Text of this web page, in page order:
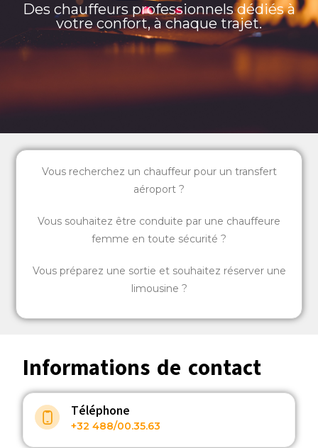
Des chauffeurs professionnels dédiés à
votre confort, à chaque trajet.
Vous recherchez un chauffeur pour un transfert
aéroport ?
Vous souhaitez être conduite par une chauffeure
femme en toute sécurité ?
Vous préparez une sortie et souhaitez réserver une
limousine ?
Informations de contact
Téléphone
+32 488/00.35.63